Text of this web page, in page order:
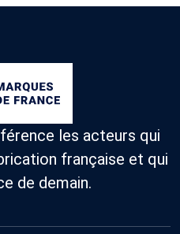
les acteurs qui
française et qui
de demain.